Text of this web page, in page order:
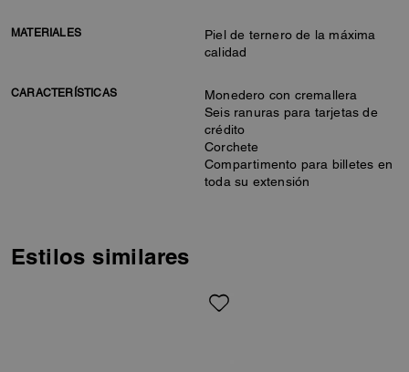
MATERIALES
Piel de ternero de la máxima
calidad
CARACTERÍSTICAS
Monedero con cremallera
Seis ranuras para tarjetas de
crédito
Corchete
Compartimento para billetes en
toda su extensión
Estilos similares